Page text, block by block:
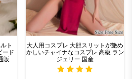
ト
ード
販
大人用コスプレ 大胆スリットが艶め
かしいチャイナなコスプレ 高級 ラン
ジェリー 国産